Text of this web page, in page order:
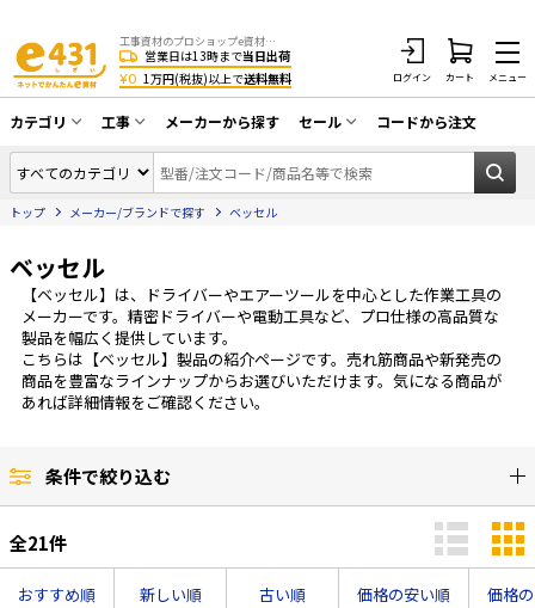
工事資材のプロショップe資材 CATV・アンテナ・防犯・光・LAN・電気・空調工事など
営業日は13時まで当日出荷
¥0 1万円(税抜)以上で送料無料 ログイン カート メニュー
カテゴリ
同軸ケーブル／テレビ用接栓／関連工具
アンテナ・取付金具・ブースター／CATV
配線補助具（モール・結束バンド・テー
プ類 他）
防犯工事関連
HDMIケーブル・周辺機器／RCAケーブル
電話線／コネクタ／アダプタ
LANケーブル・コネクタ・関連資材/機器
ネットワーク機器
エアコン・換気扇・空調資材
工事
CATV・アンテナ工事
光工事・FTTH工事
防犯カメラ工事
LAN配線工事
電話工事
EV充電設備工事
太陽光発電工事
メーカーから探す セール
在庫一掃セール
コードから注文
トップ メーカー/ブランドで探す ベッセル
ベッセル
【ベッセル】は、ドライバーやエアーツールを中心とした作業工具の
メーカーです。精密ドライバーや電動工具など、プロ仕様の高品質な
製品を幅広く提供しています。
こちらは【ベッセル】製品の紹介ページです。売れ筋商品や新発売の
商品を豊富なラインナップからお選びいただけます。気になる商品が
あれば詳細情報をご確認ください。
条件で絞り込む
全21件
おすすめ順 新しい順 古い順 価格の安い順 価格